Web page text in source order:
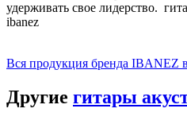
удерживать свое лидерство.
ibanez
Вся продукция бренда IBANEZ
Другие гитары